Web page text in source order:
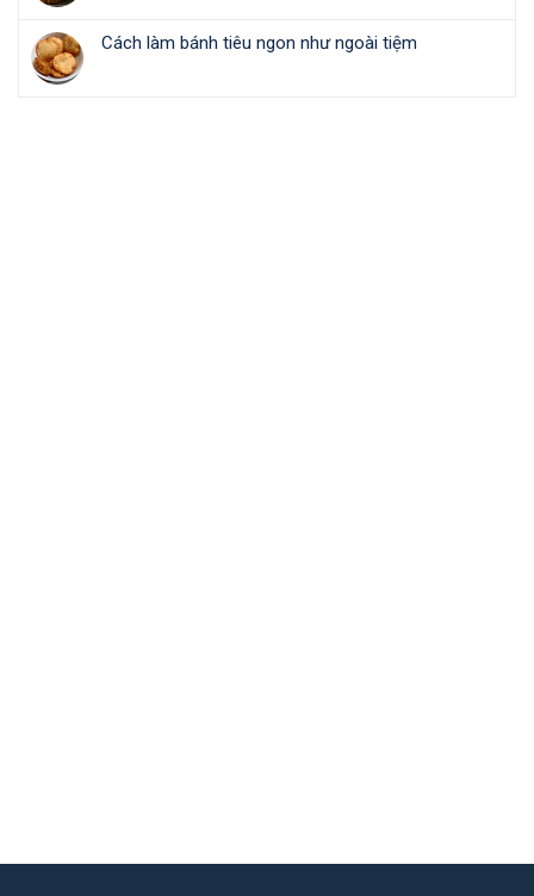
Cách làm bánh tiêu ngon như ngoài tiệm